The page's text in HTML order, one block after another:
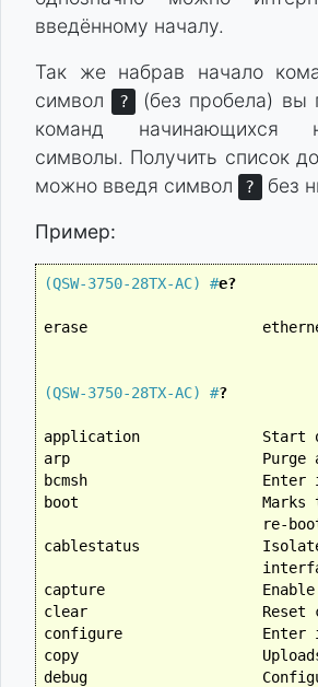
введённому началу.
Так же набрав начало
символ
?
(без пробела) вы
команд начинающихся
символы. Получить список
можно введя символ
?
без
Пример:
(QSW-3750-28TX-AC) #e?
erase
(QSW-3750-28TX-AC) #?
application              Start
arp                      Purge a
bcmsh                    Enter
boot                     Marks the
re-
cablestatus              Isolate
capture                  Enable
clear                    Reset
configure                Enter
copy                     Uploads
debug